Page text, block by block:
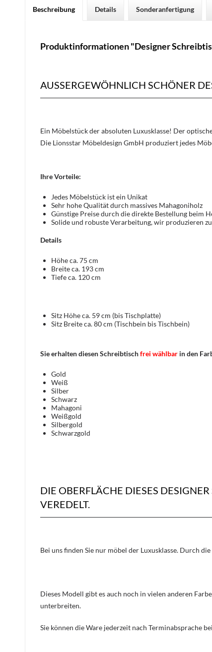
Beschreibung Details Sonderanfertigung
Produktinformationen "Designer
AUSSERGEWÖHNLICH SCHÖNER
Ein Möbelstück der absoluten Luxusklasse! Der
Die Lionsstar Möbeldesign GmbH produziert jedes
Ihre Vorteile:
Jedes Möbelstück ist ein Unikat
Sehr hohe Qualität durch massives Mahagoniholz
Günstige Preise durch die direkte Bestellung beim
Solide und robuste Verarbeitung, wir produzieren
Details
Höhe ca. 75 cm
Breite ca. 193 cm
Tiefe ca. 120 cm
Sitz Höhe ca. 59 cm (bis Tischplatte)
Sitz Breite ca. 80 cm (Tischbein bis Tischbein)
Sie erhalten diesen Schreibtischfrei wählbar in den
Gold
Weiß
Silber
Schwarz
Mahagoni
Weißgold
Silbergold
Schwarzgold
DIE OBERFLÄCHE DIESES
VEREDELT.
Bei uns finden Sie nur möbel der Luxusklasse. Durch
Dieses Modell gibt es auch noch in vielen anderen
unterbreiten.
Sie können die Ware jederzeit nach Terminabsprache